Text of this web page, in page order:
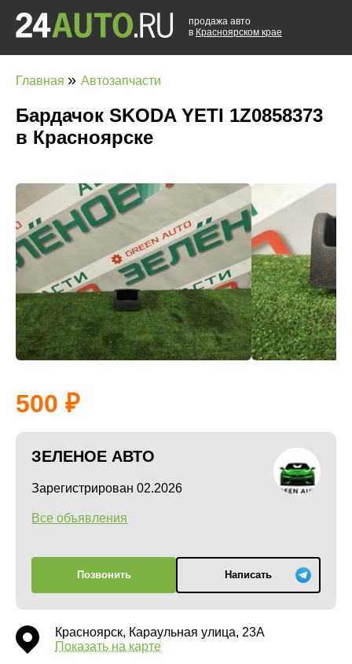
продажа авто
в Красноярском крае
Главная » Автозапчасти
Бардачок SKODA YETI 1Z0858373
в Красноярске
500
ЗЕЛЕНОЕ АВТО
Зарегистрирован 02.2026
Все объявления
Позвонить Написать
Красноярск, Караульная улица, 23А
Показать на карте